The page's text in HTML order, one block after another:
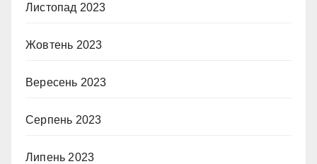
Листопад 2023
Жовтень 2023
Вересень 2023
Серпень 2023
Липень 2023